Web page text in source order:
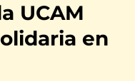
UCAM
en